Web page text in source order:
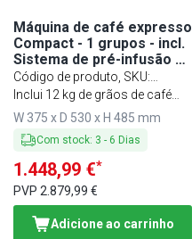
Máquina de café expresso
Compact - 1 grupos - incl.
Sistema de pré-infusão &
1 lança de vapor
Código de produto, SKU:
KMF1#COFFEE
Inclui 12 kg de grãos de café
GRÁTIS
W 375 x D 530 x H 485 mm
Com stock: 3 - 6 Dias
1.448,99 €*
PVP 2.879,99 €
Adicione ao carrinho